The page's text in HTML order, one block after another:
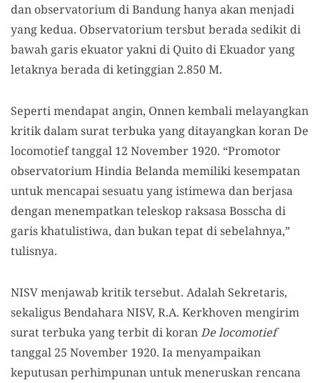
dan observatorium di Bandung hanya akan menjadi
yang kedua. Observatorium tersbut berada sedikit di
bawah garis ekuator yakni di Quito di Ekuador yang
letaknya berada di ketinggian 2.850 M.
Seperti mendapat angin, Onnen kembali melayangkan
kritik dalam surat terbuka yang ditayangkan koran De
locomotief tanggal 12 November 1920. “Promotor
observatorium Hindia Belanda memiliki kesempatan
untuk mencapai sesuatu yang istimewa dan berjasa
dengan menempatkan teleskop raksasa Bosscha di
garis khatulistiwa, dan bukan tepat di sebelahnya,”
tulisnya.
NISV menjawab kritik tersebut. Adalah Sekretaris,
sekaligus Bendahara NISV, R.A. Kerkhoven mengirim
surat terbuka yang terbit di koranDe locomotief
tanggal 25 November 1920. Ia menyampaikan
keputusan perhimpunan untuk meneruskan rencana